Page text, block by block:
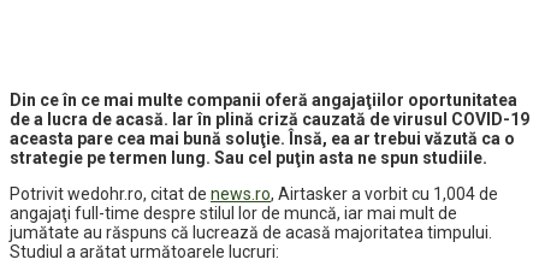
Din ce în ce mai multe companii oferă angajaţiilor oportunitatea
de a lucra de acasă. Iar în plină criză cauzată de virusul COVID-19
aceasta pare cea mai bună soluţie. Însă, ea ar trebui văzută ca o
strategie pe termen lung. Sau cel puţin asta ne spun studiile.
Potrivit wedohr.ro, citat de news.ro, Airtasker a vorbit cu 1,004 de
angajaţi full-time despre stilul lor de muncă, iar mai mult de
jumătate au răspuns că lucrează de acasă majoritatea timpului.
Studiul a arătat următoarele lucruri: